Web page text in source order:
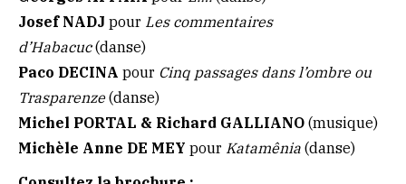
Josef NADJ pour Les commentaires
d’Habacuc (danse)
Paco DECINA pour Cinq passages dans l’ombre ou
Trasparenze (danse)
Michel PORTAL & Richard GALLIANO (musique)
Michèle Anne DE MEY pour Katamênia (danse)